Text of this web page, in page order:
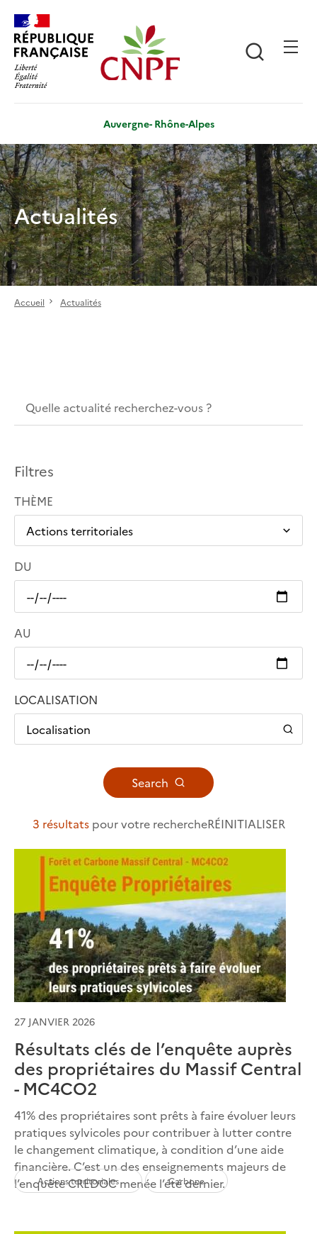
contenu
principal
Auvergne- Rhône-Alpes
Actualités
Accueil Actualités
Filtres
THÈME
DU
AU
LOCALISATION
Localisation
Search
3 résultatspour votre rechercheRÉINITIALISER
27 JANVIER 2026
Résultats clés de l’enquête auprès
des propriétaires du Massif Central
- MC4CO2
41% des propriétaires sont prêts à faire évoluer leurs
pratiques sylvicoles pour contribuer à lutter contre
le changement climatique, à condition d’une aide
financière. C’est un des enseignements majeurs de
l’enquête CREDOC menée l’été dernier.
Actions territoriales Carbone